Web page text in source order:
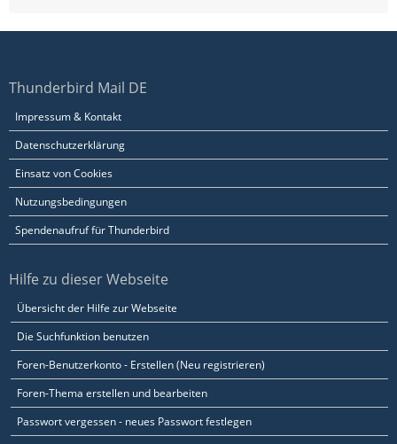
Thunderbird Mail DE
Impressum & Kontakt
Datenschutzerklärung
Einsatz von Cookies
Nutzungsbedingungen
Spendenaufruf für Thunderbird
Hilfe zu dieser Webseite
Übersicht der Hilfe zur Webseite
Die Suchfunktion benutzen
Foren-Benutzerkonto - Erstellen (Neu registrieren)
Foren-Thema erstellen und bearbeiten
Passwort vergessen - neues Passwort festlegen